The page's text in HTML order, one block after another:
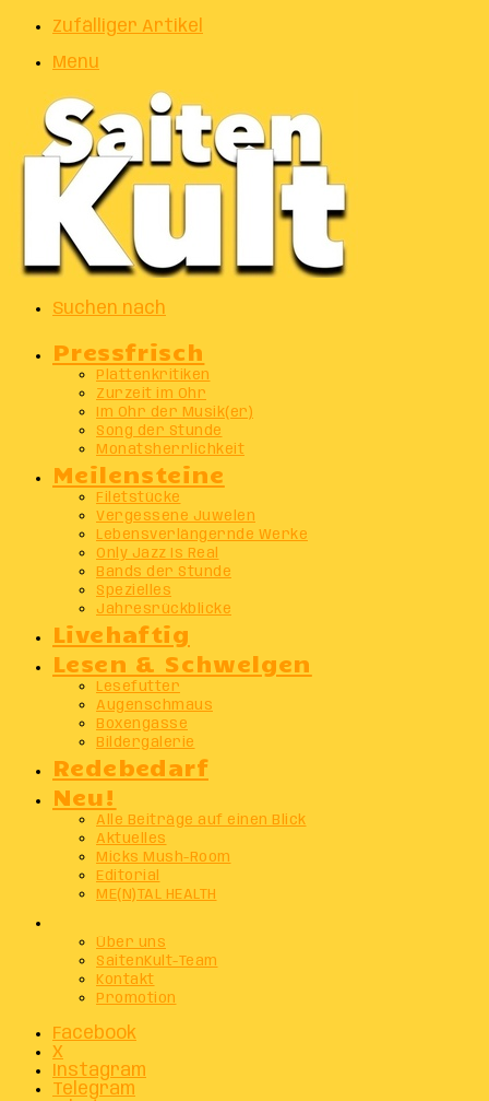
Zufälliger Artikel
Menu
Suchen nach
Pressfrisch
Plattenkritiken
Zurzeit im Ohr
Im Ohr der Musik(er)
Song der Stunde
Monatsherrlichkeit
Meilensteine
Filetstücke
Vergessene Juwelen
Lebensverlängernde Werke
Only Jazz Is Real
Bands der Stunde
Spezielles
Jahresrückblicke
Livehaftig
Lesen & Schwelgen
Lesefutter
Augenschmaus
Boxengasse
Bildergalerie
Redebedarf
Neu!
Alle Beiträge auf einen Blick
Aktuelles
Micks Mush-Room
Editorial
ME(N)TAL HEALTH
Über uns
SaitenKult-Team
Kontakt
Promotion
Facebook
X
Instagram
Telegram